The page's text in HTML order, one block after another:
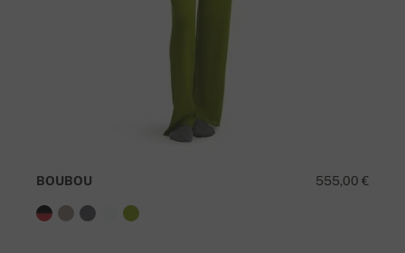
555,00 €
BOUBOU